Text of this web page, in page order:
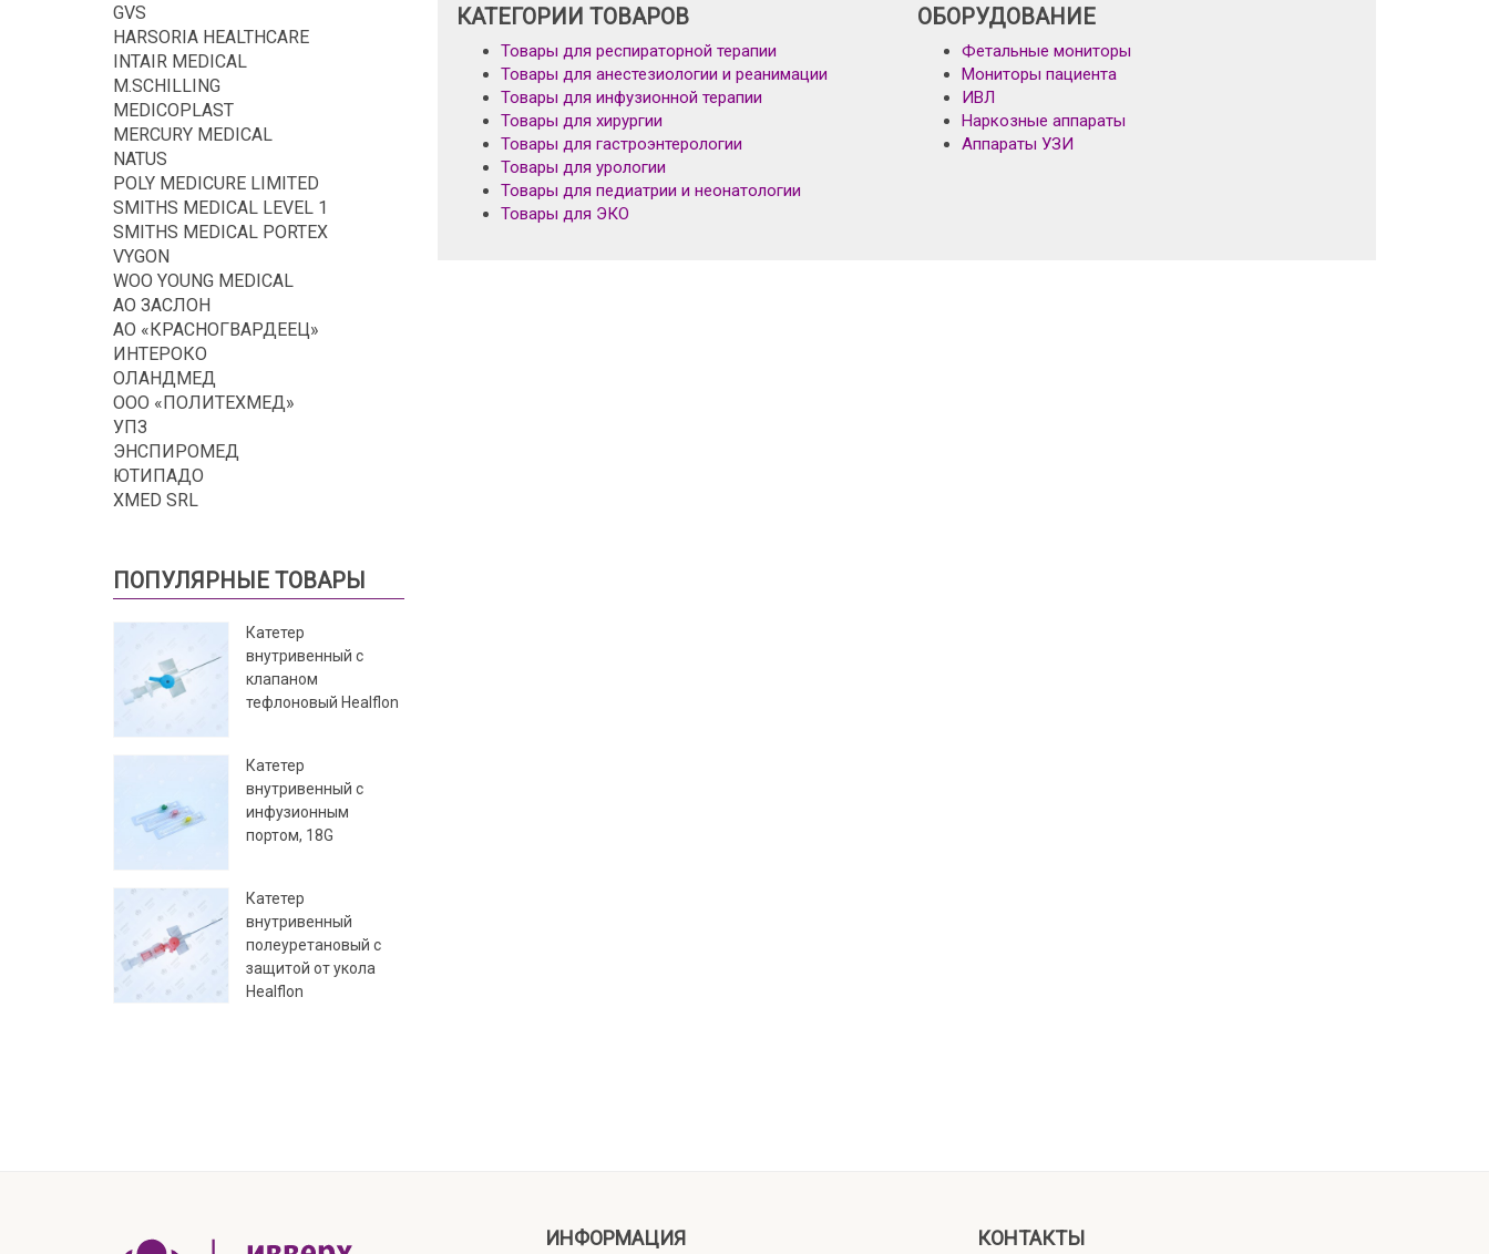
КАТЕГОРИИ ТОВАРОВ
Товары для респираторной терапии
Товары для анестезиологии и реанимации
Товары для инфузионной терапии
Товары для хирургии
Товары для гастроэнтерологии
Товары для урологии
Товары для педиатрии и неонатологии
Товары для ЭКО
ОБОРУДОВАНИЕ
Фетальные мониторы
Мониторы пациента
ИВЛ
Наркозные аппараты
Аппараты УЗИ
GVS
HARSORIA HEALTHCARE
INTAIR MEDICAL
M.SCHILLING
MEDICOPLAST
MERCURY MEDICAL
NATUS
POLY MEDICURE LIMITED
SMITHS MEDICAL LEVEL 1
SMITHS MEDICAL PORTEX
VYGON
WOO YOUNG MEDICAL
АО ЗАСЛОН
АО «КРАСНОГВАРДЕЕЦ»
ИНТЕРОКО
ОЛАНДМЕД
ООО «ПОЛИТЕХМЕД»
УПЗ
ЭНСПИРОМЕД
ЮТИПАДО
XMED SRL
ПОПУЛЯРНЫЕ ТОВАРЫ
Катетер
внутривенный с
клапаном
тефлоновый Healflon
Катетер
внутривенный с
инфузионным
портом, 18G
Катетер
внутривенный
полеуретановый с
защитой от укола
Healflon
ИНФОРМАЦИЯ КОНТАКТЫ